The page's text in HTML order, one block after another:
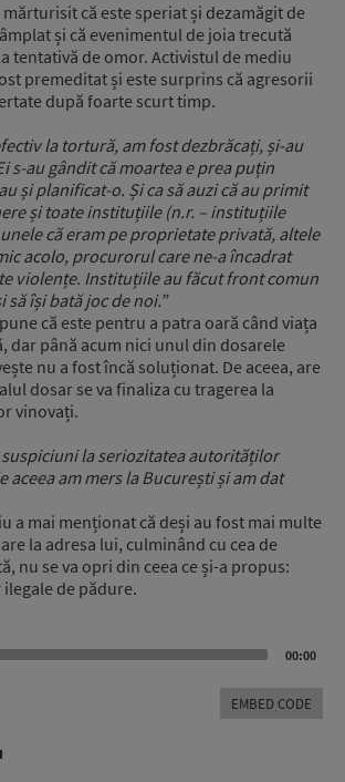
că este speriat și dezamăgit de
și că evenimentul de joia trecută
tentativă de omor. Activistul de mediu
premeditat și este surprins că agresorii
după foarte scurt timp.
la tortură, am fost dezbrăcați, și-au
s-au gândit că moartea e prea puțin
și planificat-o. Și ca să auzi că au primit
și toate instituțiile (n.r. – instituțiile
că eram pe proprietate privată, altele
acolo, procurorul care ne-a încadrat
violențe. Instituțiile au făcut front comun
să își bată joc de noi.”
că este pentru a patra oară când viața
dar până acum nici unul din dosarele
nu a fost încă soluționat. De aceea, are
dosar se va finaliza cu tragerea la
vinovați.
suspiciuni la seriozitatea autorităților
aceea am mers la București și am dat
a mai menționat că deși au fost mai multe
la adresa lui, culminând cu cea de
nu se va opri din ceea ce și-a propus:
de pădure.
00:00
EMBED CODE